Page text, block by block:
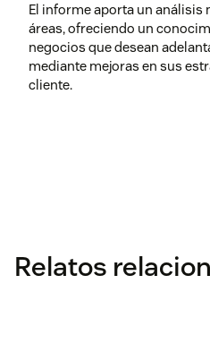
El informe aporta un análisis
áreas, ofreciendo un
negocios que desean
mediante mejoras en sus
cliente.
Relatos